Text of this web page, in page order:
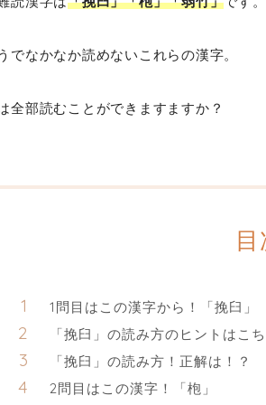
でなかなか読めないこれらの漢字。
全部読むことができますますか？
目
1問目はこの漢字から！「挽臼」
「挽臼」の読み方のヒントはこ
「挽臼」の読み方！正解は！？
2問目はこの漢字！「枹」